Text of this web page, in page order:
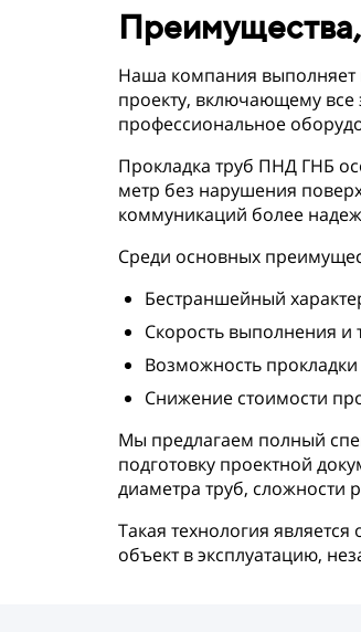
Наша компания выполняет
проекту, включающему все
профессиональное
Прокладка труб ПНД ГНБ
метр без нарушения
коммуникаций более
Среди основных
Бестраншейный
Скорость выполнения и
Возможность
Снижение стоимости
Мы предлагаем полный
подготовку проектной
диаметра труб, сложности
Такая технология
объект в эксплуатацию,